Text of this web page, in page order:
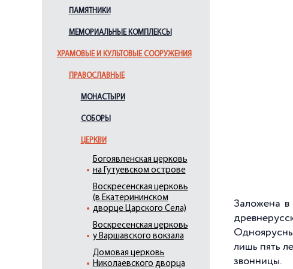
ПАМЯТНИКИ
МЕМОРИАЛЬНЫЕ КОМПЛЕКСЫ
ХРАМОВЫЕ И КУЛЬТОВЫЕ СООРУЖЕНИЯ
ПРАВОСЛАВНЫЕ
МОНАСТЫРИ
СОБОРЫ
ЦЕРКВИ
Богоявленская церковь
на Гутуевском острове
Воскресенская церковь
(в Екатерининском
дворце Царского Села)
Воскресенская церковь
у Варшавского вокзала
Домовая церковь
Николаевского дворца
Заложена
лишь пять